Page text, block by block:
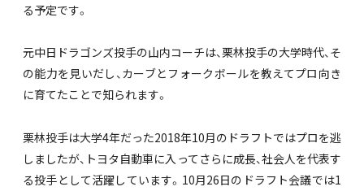
る予定です。
元中日ドラゴンズ投手の山内コーチは、栗林投手の大学時代、そ
の能力を見いだし、カーブとフォークボールを教えてプロ向き
に育てたことで知られます。
栗林投手は大学4年だった2018年10月のドラフトではプロを逃
しましたが、トヨタ自動車に入ってさらに成長、社会人を代表す
る投手として活躍しています。10月26日のドラフト会議では1